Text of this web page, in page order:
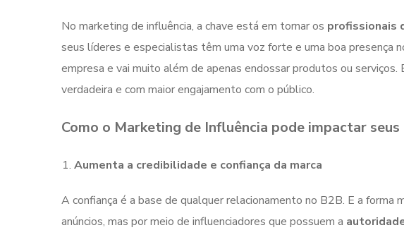
No marketing de influência, a chave está em tornar os profissionais
seus líderes e especialistas têm uma voz forte e uma boa presença
empresa e vai muito além de apenas endossar produtos ou
verdadeira e com maior engajamento com o público.
Como o Marketing de Influência pode impactar
Aumenta a credibilidade e confiança da marca
A confiança é a base de qualquer relacionamento no B2B. E a forma
anúncios, mas por meio de influenciadores que possuem a